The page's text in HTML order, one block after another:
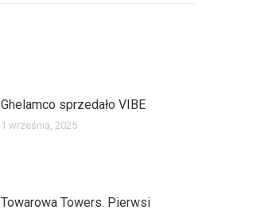
Ghelamco sprzedało VIBE
1 września, 2025
Towarowa Towers. Pierwsi